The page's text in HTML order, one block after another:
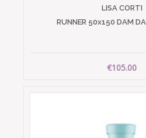
LISA CORTI
RUNNER 50x150 DAM
€105.00